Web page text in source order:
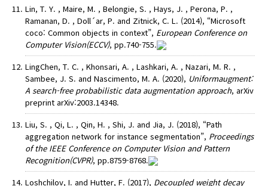
Lin, T. Y. , Maire, M. , Belongie, S. , Hays, J. , Perona, P. ,
Ramanan, D. , Doll´ar, P. and Zitnick, C. L. (2014), “Microsoft
coco: Common objects in context”, European Conference on
Computer Vision(ECCV), pp.740-755.
LingChen, T. C. , Khonsari, A. , Lashkari, A. , Nazari, M. R. ,
Sambee, J. S. and Nascimento, M. A. (2020), Uniformaugment:
A search-free probabilistic data augmentation approach, arXiv
preprint arXiv:2003.14348.
Liu, S. , Qi, L. , Qin, H. , Shi, J. and Jia, J. (2018), “Path
aggregation network for instance segmentation”, Proceedings
of the IEEE Conference on Computer Vision and Pattern
Recognition(CVPR), pp.8759-8768.
Loshchilov, I. and Hutter, F. (2017), Decoupled weight decay